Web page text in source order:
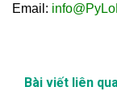
Email:
Bài viết liên